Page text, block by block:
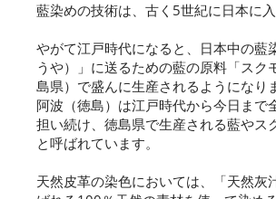
藍染めの技術は、古く5世紀に日本に入
やがて江戸時代になると、日本中の藍
うや）」に送るための藍の原料「スク
島県）で盛んに生産されるようになり
阿波（徳島）は江戸時代から今日まで
担い続け、徳島県で生産される藍やス
と呼ばれています。
天然皮革の染色においては、「天然灰